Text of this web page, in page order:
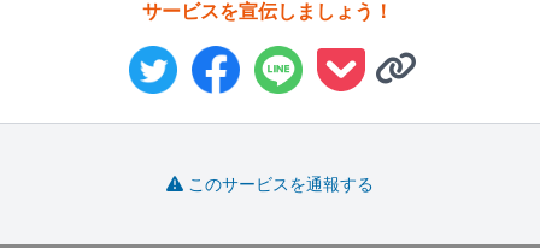
サービスを宣伝しましょう！
このサービスを通報する